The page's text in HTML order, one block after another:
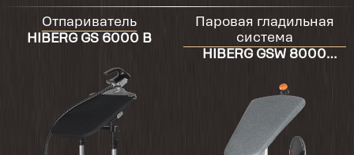
рискнули взять и это конечно супер вещь.
Сперва хотели взять без спинки - гладилки
другую модель, но решили доплатить и
взяли эту и это супер конечно. Взяли в
зеленом цвете, необычно и красиво
смотрится. Качество самого устройства
очень высокое, все мелочи продуманы.
Место занимает в комнате, учитывайте этот
момент. По сравнению с нашим старым
Отпариватель
HIBERG GS 6000 B
Паровая гладильная
система
HIBERG GSW 8000